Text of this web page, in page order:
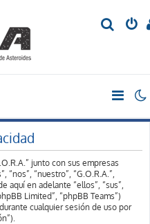
r
junto con sus empresas
“nuestro”, “G.O.R.A.”,
en adelante “ellos”, “sus”,
Limited”, “phpBB Teams”)
cualquier sesión de uso por